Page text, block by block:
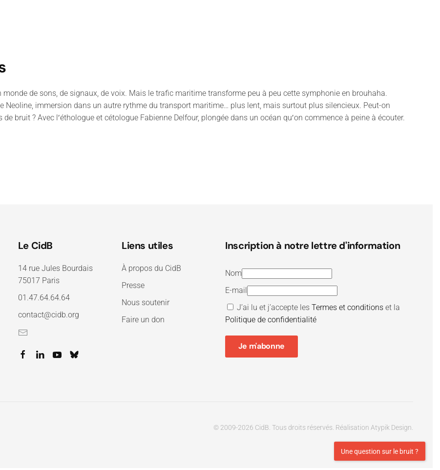
monde de sons, de signaux, de voix. Mais le trafic maritime transforme peu à peu cette symphonie en brouhaha.
Neoline, immersion dans un autre rythme du transport maritime… plus lent, mais surtout plus silencieux. Peut-on
bruit ? Avec lʹéthologue et cétologue Fabienne Delfour, plongée dans un océan quʹon commence à peine à écouter.
Le CidB
14 rue Jules Bourdais
75017 Paris
01.47.64.64.64
contact@cidb.org
Liens utiles
À propos du CidB
Presse
Nous soutenir
Faire un don
Inscription à notre lettre d'information
Nom
E-mail
J’ai lu et j’accepte lesTermes et conditions et la
Politique de confidentialité
Je m'abonne
© 2009-2026 CidB. Tous droits réservés. Réalisation Atypik Design
Une question sur le bruit ?